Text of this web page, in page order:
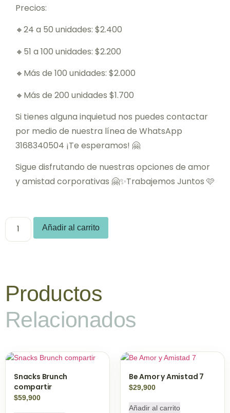
Precios:
🔸24 a 50 unidades: $2.400
🔸51 a 100 unidades: $2.200
🔸Más de 100 unidades: $2.000
🔸Más de 200 unidades $1.700
Si tienes alguna inquietud nos puedes contactar
por medio de nuestra línea de WhatsApp
3168340504 ¡Te esperamos! 🤗
Sigue disfrutando de nuestras opciones de amor
y amistad corporativas 🤗✨Trabajemos Juntos 🩷
Añadir al carrito
Productos
Relacionados
Snacks Brunch
compartir
$59,900
Be Amor y Amistad 7
$29,900
Añadir al carrito